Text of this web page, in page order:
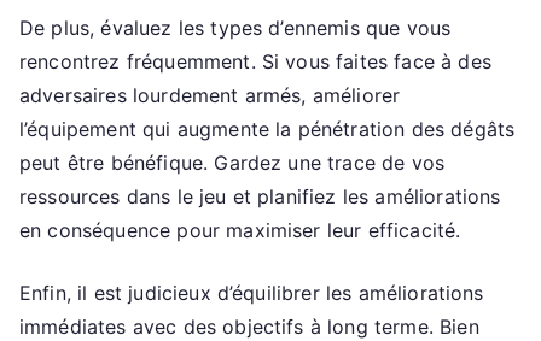
De plus, évaluez les types d’ennemis que vous
rencontrez fréquemment. Si vous faites face à des
adversaires lourdement armés, améliorer
l’équipement qui augmente la pénétration des dégâts
peut être bénéfique. Gardez une trace de vos
ressources dans le jeu et planifiez les améliorations
en conséquence pour maximiser leur efficacité.
Enfin, il est judicieux d’équilibrer les améliorations
immédiates avec des objectifs à long terme. Bien